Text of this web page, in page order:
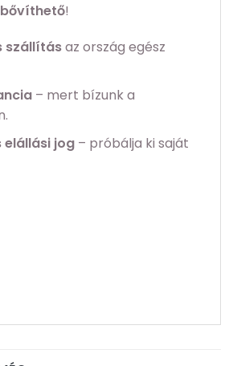
!
szállításaz ország egész
– mert bízunk a
elállási jog– próbálja ki saját